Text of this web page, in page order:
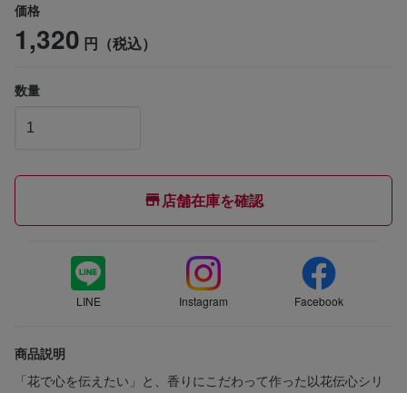
価格
1,320 円（税込）
数量
店舗在庫を確認
LINE Instagram Facebook
商品説明
「花で心を伝えたい」と、香りにこだわって作った以花伝心シリ